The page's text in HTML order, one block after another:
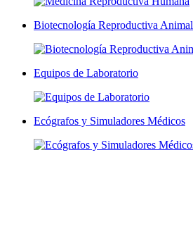
Biotecnología Reproductiva Animal
Equipos de Laboratorio
Ecógrafos y Simuladores Médicos